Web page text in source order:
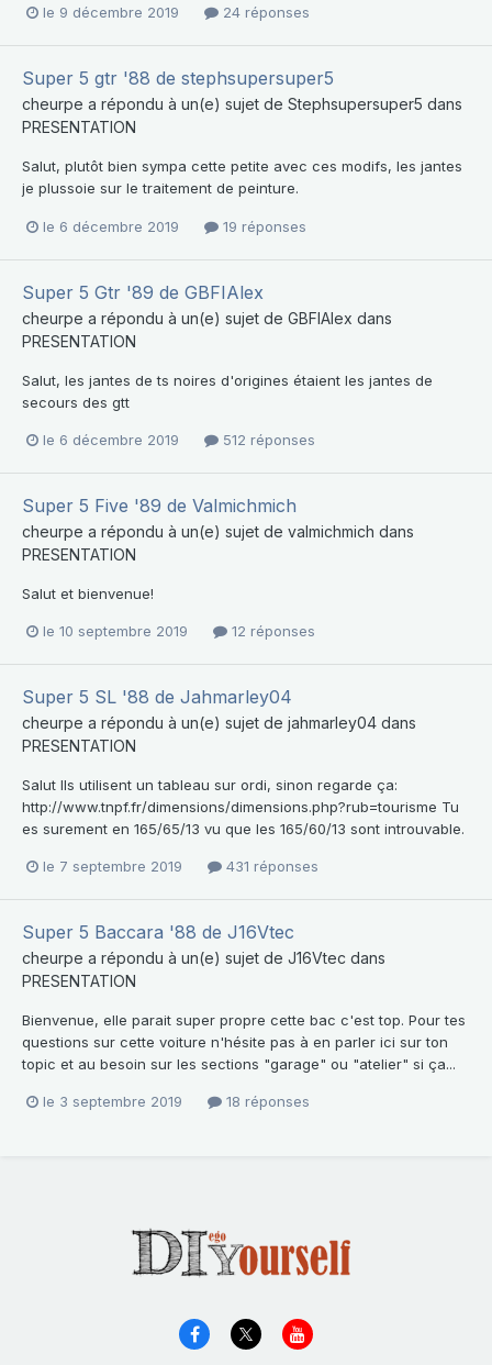
le 9 décembre 2019 24 réponses
Super 5 gtr '88 de stephsupersuper5
cheurpe a répondu à un(e) sujet de Stephsupersuper5 dans
PRESENTATION
Salut, plutôt bien sympa cette petite avec ces modifs, les jantes
je plussoie sur le traitement de peinture.
le 6 décembre 2019 19 réponses
Super 5 Gtr '89 de GBFIAlex
cheurpe a répondu à un(e) sujet de GBFIAlex dans
PRESENTATION
Salut, les jantes de ts noires d'origines étaient les jantes de
secours des gtt
le 6 décembre 2019 512 réponses
Super 5 Five '89 de Valmichmich
cheurpe a répondu à un(e) sujet de valmichmich dans
PRESENTATION
Salut et bienvenue!
le 10 septembre 2019 12 réponses
Super 5 SL '88 de Jahmarley04
cheurpe a répondu à un(e) sujet de jahmarley04 dans
PRESENTATION
Salut Ils utilisent un tableau sur ordi, sinon regarde ça:
http://www.tnpf.fr/dimensions/dimensions.php?rub=tourisme Tu
es surement en 165/65/13 vu que les 165/60/13 sont introuvable.
le 7 septembre 2019 431 réponses
Super 5 Baccara '88 de J16Vtec
cheurpe a répondu à un(e) sujet de J16Vtec dans
PRESENTATION
Bienvenue, elle parait super propre cette bac c'est top. Pour tes
questions sur cette voiture n'hésite pas à en parler ici sur ton
topic et au besoin sur les sections "garage" ou "atelier" si ça...
le 3 septembre 2019 18 réponses